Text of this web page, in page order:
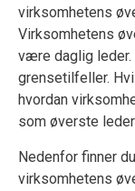
virksomhetens
Virksomhetens
være daglig leder.
grensetilfeller.
hvordan
som øverste
Nedenfor finner
virksomhetens